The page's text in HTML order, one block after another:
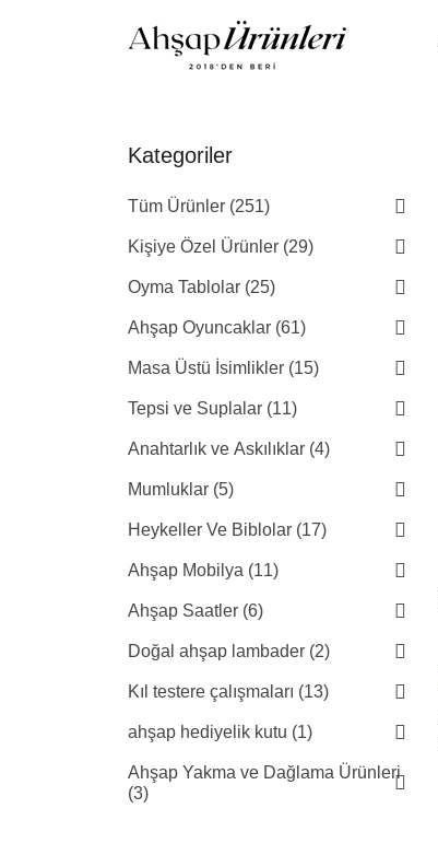
Kategoriler
Tüm Ürünler (251)
Kişiye Özel Ürünler (29)
Oyma Tablolar (25)
Ahşap Oyuncaklar (61)
Masa Üstü İsimlikler (15)
Tepsi ve Suplalar (11)
Anahtarlık ve Askılıklar (4)
Mumluklar (5)
Heykeller Ve Biblolar (17)
Ahşap Mobilya (11)
Ahşap Saatler (6)
Doğal ahşap lambader (2)
Kıl testere çalışmaları (13)
ahşap hediyelik kutu (1)
Ahşap Yakma ve Dağlama Ürünleri
(3)